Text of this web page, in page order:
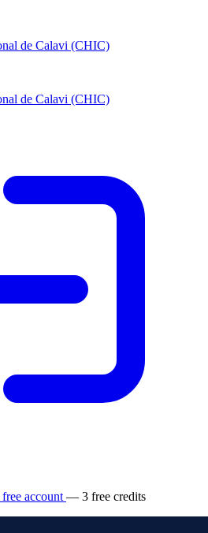
de Calavi (CHIC)
de Calavi (CHIC)
free account — 3 free credits